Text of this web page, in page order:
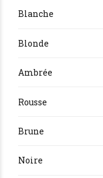
Blanche
Blonde
Ambrée
Rousse
Brune
Noire